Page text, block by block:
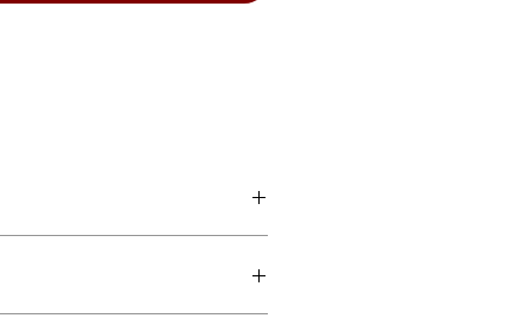
Mahogany (ไม้หน้าแท้) เคลือบเงา
ละมีพลัง เหมาะอย่างยิ่งสำหรับผู้ที่